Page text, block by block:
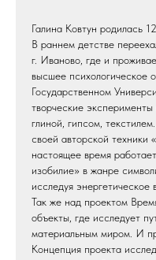
Галина Ковтун родилась
В раннем детстве
г. Иваново, где и
высшее психологическое
Государственном
творческие
глиной, гипсом,
своей авторской техники
настоящее время
изобилие» в жанре
исследуя энергетическое
Так же над проектом
объекты, где исследует
материальным миром. И
Концепция проекта